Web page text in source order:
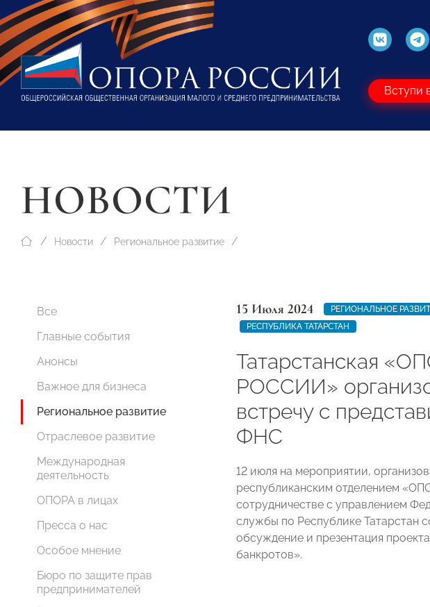
Вступи
НОВОСТИ
Новости Региональное развитие
Все
Главные события
Анонсы
Важное для бизнеса
Региональное развитие
Отраслевое развитие
Международная
деятельность
ОПОРА в лицах
Пресса о нас
Особое мнение
Бюро по защите прав
предпринимателей
15 Июля 2024
РЕГИОНАЛЬНОЕ
РЕСПУБЛИКА ТАТАРСТАН
Татарстанская
РОССИИ»
встречу с
ФНС
12 июля на мероприятии,
республиканским отделением
сотрудничестве с управлением
службы по Республике Татарстан
обсуждение и презентация
банкротов».